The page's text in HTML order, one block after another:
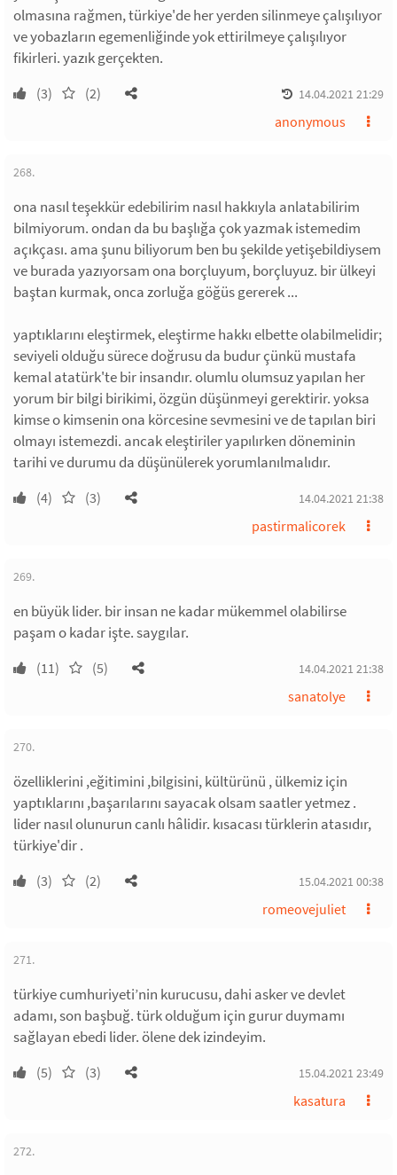
olmasına rağmen, türkiye'de her yerden silinmeye çalışılıyor
ve yobazların egemenliğinde yok ettirilmeye çalışılıyor
fikirleri. yazık gerçekten.
(3) (2) 14.04.2021 21:29
anonymous
268.
ona nasıl teşekkür edebilirim nasıl hakkıyla anlatabilirim
bilmiyorum. ondan da bu başlığa çok yazmak istemedim
açıkçası. ama şunu biliyorum ben bu şekilde yetişebildiysem
ve burada yazıyorsam ona borçluyum, borçluyuz. bir ülkeyi
baştan kurmak, onca zorluğa göğüs gererek ...
yaptıklarını eleştirmek, eleştirme hakkı elbette olabilmelidir;
seviyeli olduğu sürece doğrusu da budur çünkü mustafa
kemal atatürk'te bir insandır. olumlu olumsuz yapılan her
yorum bir bilgi birikimi, özgün düşünmeyi gerektirir. yoksa
kimse o kimsenin ona körcesine sevmesini ve de tapılan biri
olmayı istemezdi. ancak eleştiriler yapılırken döneminin
tarihi ve durumu da düşünülerek yorumlanılmalıdır.
(4) (3) 14.04.2021 21:38
pastirmalicorek
269.
en büyük lider. bir insan ne kadar mükemmel olabilirse
paşam o kadar işte. saygılar.
(11) (5) 14.04.2021 21:38
sanatolye
270.
özelliklerini ,eğitimini ,bilgisini, kültürünü , ülkemiz için
yaptıklarını ,başarılarını sayacak olsam saatler yetmez .
lider nasıl olunurun canlı hâlidir. kısacası türklerin atasıdır,
türkiye'dir .
(3) (2) 15.04.2021 00:38
romeovejuliet
271.
türkiye cumhuriyeti’nin kurucusu, dahi asker ve devlet
adamı, son başbuğ. türk olduğum için gurur duymamı
sağlayan ebedi lider. ölene dek izindeyim.
(5) (3) 15.04.2021 23:49
kasatura
272.